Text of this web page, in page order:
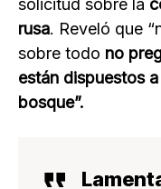
solicitud sobre la
rusa. Reveló que
sobre todo no
están dispuestos
bosque”.